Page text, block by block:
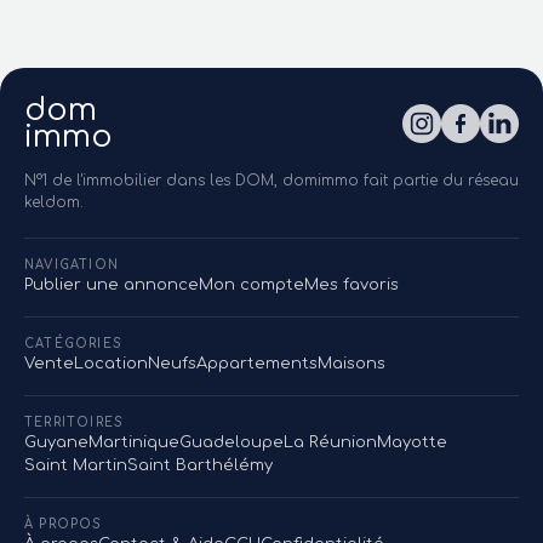
dom
immo
N°1 de l'immobilier dans les DOM, domimmo fait partie du réseau
keldom.
NAVIGATION
Publier une annonceMon compteMes favoris
CATÉGORIES
Vente LocationNeufsAppartementsMaisons
TERRITOIRES
GuyaneMartiniqueGuadeloupe La RéunionMayotte
Saint MartinSaint Barthélémy
À PROPOS